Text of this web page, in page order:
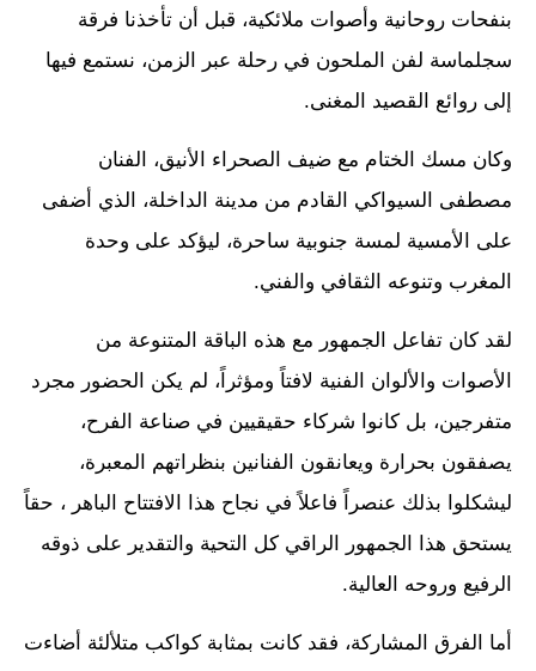
بنفحات روحانية وأصوات ملائكية، قبل أن تأخذنا فرقة
سجلماسة لفن الملحون في رحلة عبر الزمن، نستمع فيها
إلى روائع القصيد المغنى.
وكان مسك الختام مع ضيف الصحراء الأنيق، الفنان
مصطفى السيواكي القادم من مدينة الداخلة، الذي أضفى
على الأمسية لمسة جنوبية ساحرة، ليؤكد على وحدة
المغرب وتنوعه الثقافي والفني.
لقد كان تفاعل الجمهور مع هذه الباقة المتنوعة من
الأصوات والألوان الفنية لافتاً ومؤثراً، لم يكن الحضور مجرد
متفرجين، بل كانوا شركاء حقيقيين في صناعة الفرح،
يصفقون بحرارة ويعانقون الفنانين بنظراتهم المعبرة،
ليشكلوا بذلك عنصراً فاعلاً في نجاح هذا الافتتاح الباهر ، حقاً
يستحق هذا الجمهور الراقي كل التحية والتقدير على ذوقه
الرفيع وروحه العالية.
أما الفرق المشاركة، فقد كانت بمثابة كواكب متلألئة أضاءت